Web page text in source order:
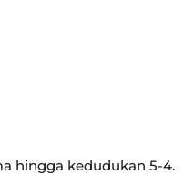
hingga kedudukan 5-4.